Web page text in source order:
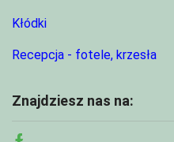
Kłódki
Recepcja - fotele, krzesła
Znajdziesz nas na: